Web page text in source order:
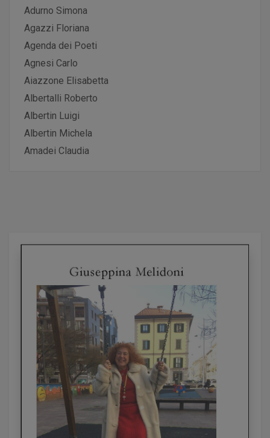
Adurno Simona
Agazzi Floriana
Agenda dei Poeti
Agnesi Carlo
Aiazzone Elisabetta
Albertalli Roberto
Albertin Luigi
Albertin Michela
Amadei Claudia
Bagliani Alberto
Barbari Roberto
Baretta Marco
Barisano Maria Rosaria
Beretta Vincenzina
Bernardo Christian
Bock Federico
Borean Nadia
Botturi Massimo
Bramani Araldi Roberto